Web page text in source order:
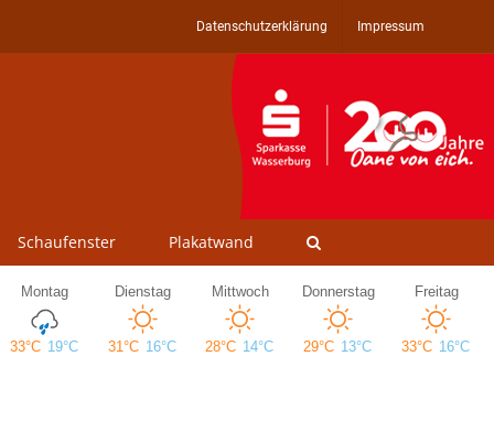
Datenschutzerklärung Impressum
Schaufenster Plakatwand